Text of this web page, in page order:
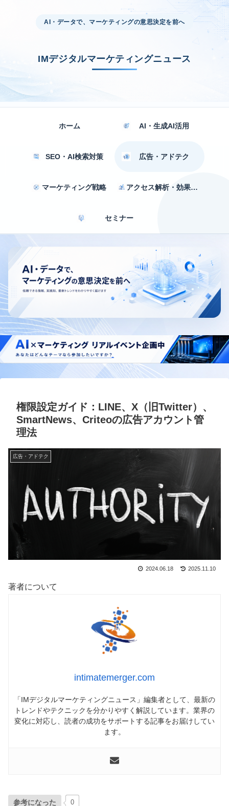
AI・データで、マーケティングの意思決定を前へ
IMデジタルマーケティングニュース
ホーム AI・生成AI活用
SEO・AI検索対策 広告・アドテク
マーケティング戦略 アクセス解析・効果測定
セミナー
権限設定ガイド：LINE、X（旧Twitter）、
SmartNews、Criteoの広告アカウント管
理法
広告・アドテク
2024.06.18 2025.11.10
著者について
intimatemerger.com
「IMデジタルマーケティングニュース」編集者として、最新の
トレンドやテクニックを分かりやすく解説しています。業界の
変化に対応し、読者の成功をサポートする記事をお届けしてい
ます。
参考になった 0